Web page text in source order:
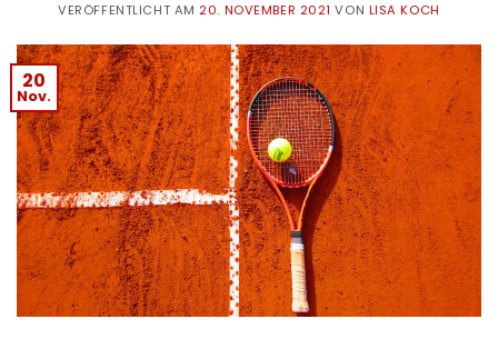
VERÖFFENTLICHT AM 20. NOVEMBER 2021 VON LISA KOCH
20
Nov.